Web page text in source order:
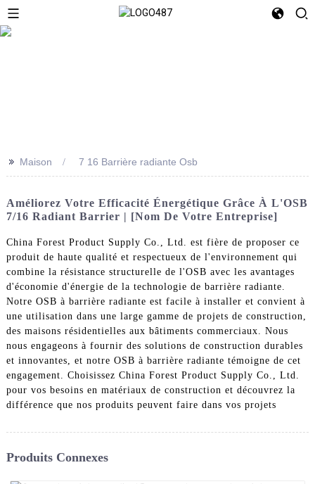
>> Maison 7 16 Barrière radiante Osb
Améliorez Votre Efficacité Énergétique Grâce À L'OSB
7/16 Radiant Barrier | [Nom De Votre Entreprise]
China Forest Product Supply Co., Ltd. est fière de proposer ce
produit de haute qualité et respectueux de l'environnement qui
combine la résistance structurelle de l'OSB avec les avantages
d'économie d'énergie de la technologie de barrière radiante.
Notre OSB à barrière radiante est facile à installer et convient à
une utilisation dans une large gamme de projets de construction,
des maisons résidentielles aux bâtiments commerciaux. Nous
nous engageons à fournir des solutions de construction durables
et innovantes, et notre OSB à barrière radiante témoigne de cet
engagement. Choisissez China Forest Product Supply Co., Ltd.
pour vos besoins en matériaux de construction et découvrez la
différence que nos produits peuvent faire dans vos projets
Produits Connexes